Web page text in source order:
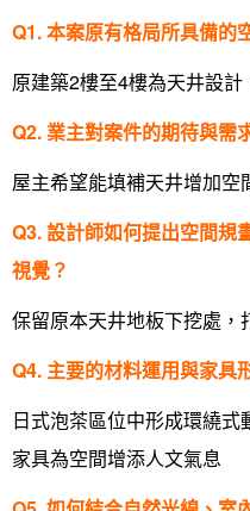
Q1. 本案原有格局所具備的
原建築2樓至4樓為天井設
Q2. 業主對案件的期待與需
屋主希望能填補天井增加空
Q3. 設計師如何提出空間規
視覺？
保留原本天井地板下挖處，
Q4. 主要的材料運用與家具
日式泡茶區位中形成環繞
家具為空間增添人文氣息
找設計師
如何使用點一點
我要裝潢
裝潢計算機
裝潢進階計算機
案例分享
類型
居家
商業空間
面積
小坪數
風格
人氣推薦
設計好手
台北市
360環景體驗
設計專欄
系統櫃
全站搜尋